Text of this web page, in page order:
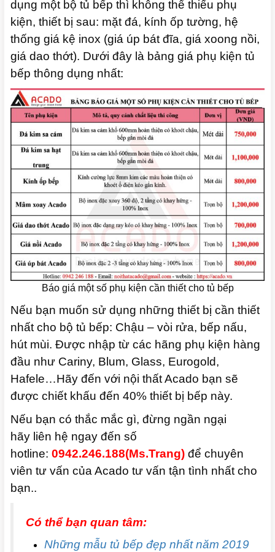
dụng một bộ tủ bếp thì không thể thiếu phụ
kiện, thiết bị sau: mặt đá, kính ốp tường, hệ
thống giá kệ inox (giá úp bát đĩa, giá xoong nồi,
giá dao thớt). Dưới đây là bảng giá phụ kiện tủ
bếp thông dụng nhất:
Báo giá một số phụ kiện cần thiết cho tủ bếp
Nếu bạn muốn sử dụng những thiết bị cần thiết
nhất cho bộ tủ bếp: Chậu – vòi rửa, bếp nấu,
hút mùi. Được nhập từ các hãng phụ kiện hàng
đầu như Cariny, Blum, Glass, Eurogold,
Hafele…Hãy đến với nội thất Acado bạn sẽ
được chiết khấu đến 40% thiết bị bếp này.
Nếu bạn có thắc mắc gì, đừng ngần ngại
hãy liên hệ ngay đến số
hotline: 0942.246.188(Ms.Trang) để chuyên
viên tư vấn của Acado tư vấn tận tình nhất cho
bạn..
Có thể bạn quan tâm:
Những mẫu tủ bếp đẹp nhất năm 2019